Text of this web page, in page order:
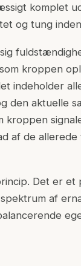
komplet
og tung
kroppen
indeholder
den aktuelle
kroppen
af de
Det er
af